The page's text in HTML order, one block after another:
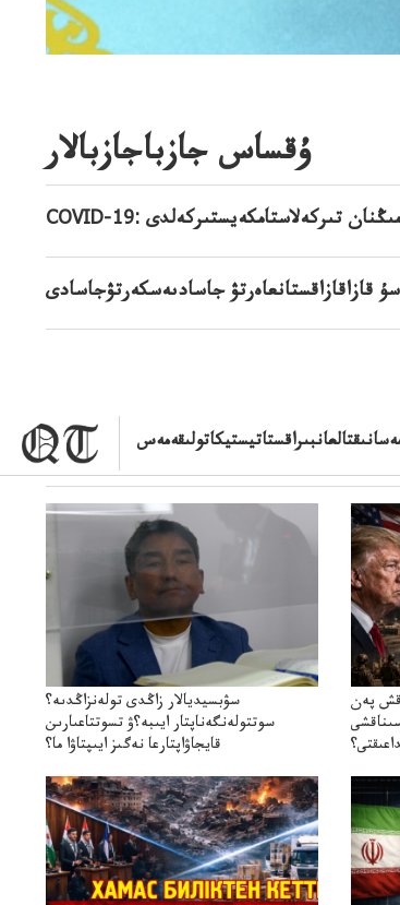
ۇقساس جازباجازبالار
قازاقازاقستانعاەرتۋ جاسادىەسكەرتۋجاسادى
جاڭالىقتار ءبولىمى
سۋبسيديالار زاڭدى تولەنزاڭدىە؟
سوتتولەنگەناپتار ايىبە؟ۋ تسوتتاعىارىن
قايجاۋاپتارعا نەگىز ايىپتاۋا ما؟
پەن